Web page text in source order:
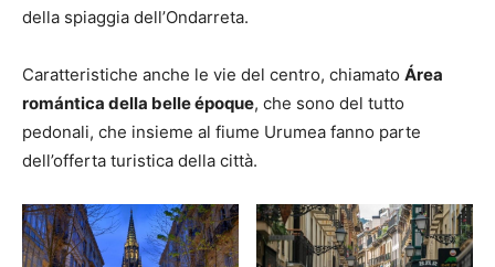
della spiaggia dell’Ondarreta.
Caratteristiche anche le vie del centro, chiamato Área
romántica della belle époque, che sono del tutto
pedonali, che insieme al fiume Urumea fanno parte
dell’offerta turistica della città.